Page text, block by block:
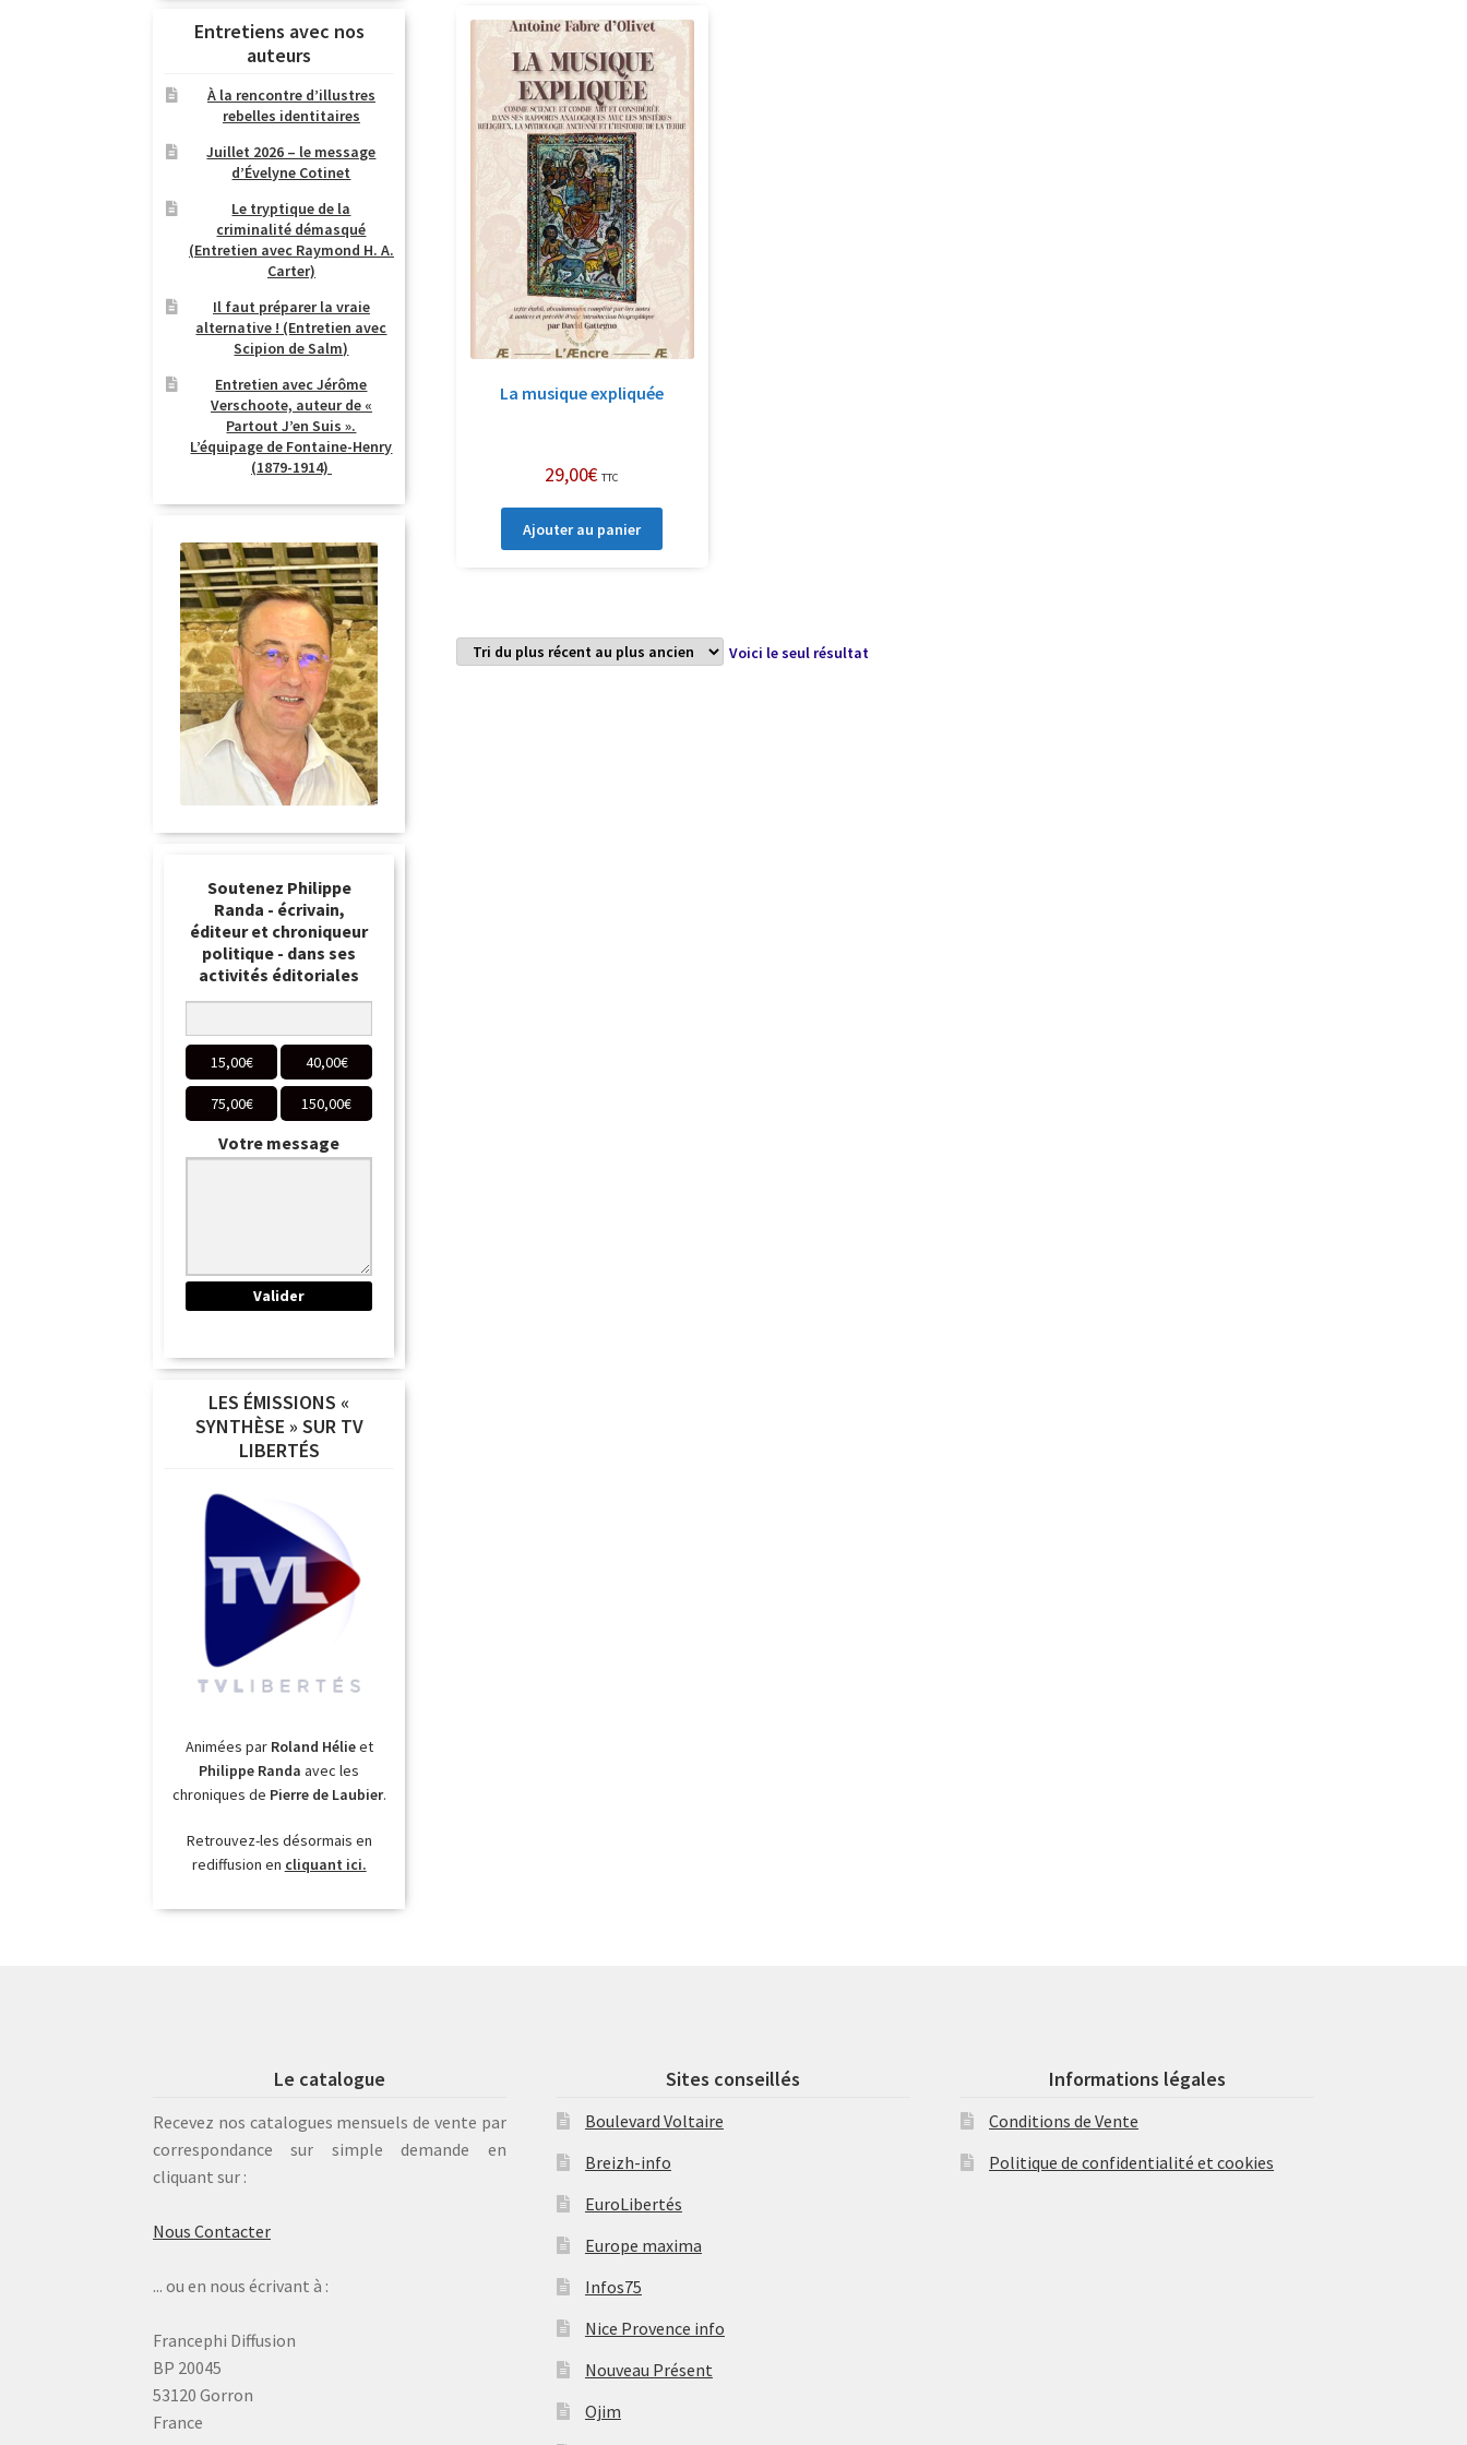
La musique expliquée
29,00€ TTC
Ajouter au panier
Voici le seul résultat
Entretiens avec nos
auteurs
À la rencontre d’illustres
rebelles identitaires
Juillet 2026 – le message
d’Évelyne Cotinet
Le tryptique de la
criminalité démasqué
(Entretien avec Raymond H. A.
Carter)
Il faut préparer la vraie
alternative ! (Entretien avec
Scipion de Salm)
Entretien avec Jérôme
Verschoote, auteur de «
Partout J’en Suis ».
L’équipage de Fontaine-Henry
(1879-1914)
Soutenez Philippe
Randa - écrivain,
éditeur et chroniqueur
politique - dans ses
activités éditoriales
15,00€ 40,00€
75,00€ 150,00€
Votre message
LES ÉMISSIONS «
SYNTHÈSE » SUR TV
LIBERTÉS
Animées par Roland Hélieet
Philippe Randa avec les
chroniques de Pierre de Laubier.
Retrouvez-les désormais en
rediffusion en cliquant ici.
Le catalogue
Recevez nos catalogues mensuels de vente par
correspondance sur simple demande en
cliquant sur :
Nous Contacter
... ou en nous écrivant à :
Francephi Diffusion
BP 20045
53120 Gorron
France
Sites conseillés
Boulevard Voltaire
Breizh-info
EuroLibertés
Europe maxima
Infos75
Nice Provence info
Nouveau Présent
Ojim
Informations légales
Conditions de Vente
Politique de confidentialité et cookies